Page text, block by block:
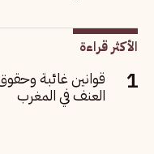
الأكثر قراءة
قوانين غائبة
العنف في المغرب